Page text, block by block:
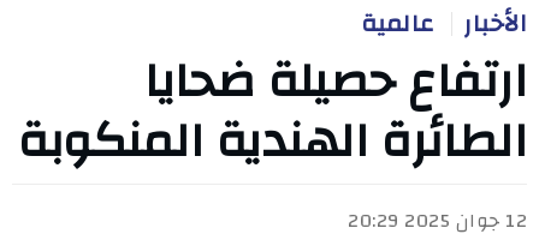
الأخبار عالمية
ارتفاع حصيلة ضحايا
الطائرة الهندية المنكوبة
12 جوان 2025 20:29